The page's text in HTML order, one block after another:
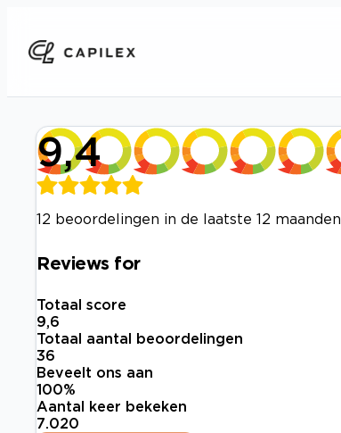
9,4
12 beoordelingen in de laatste 12 maanden
Reviews for
Totaal score
9,6
Totaal aantal beoordelingen
36
Beveelt ons aan
100%
Aantal keer bekeken
7.020